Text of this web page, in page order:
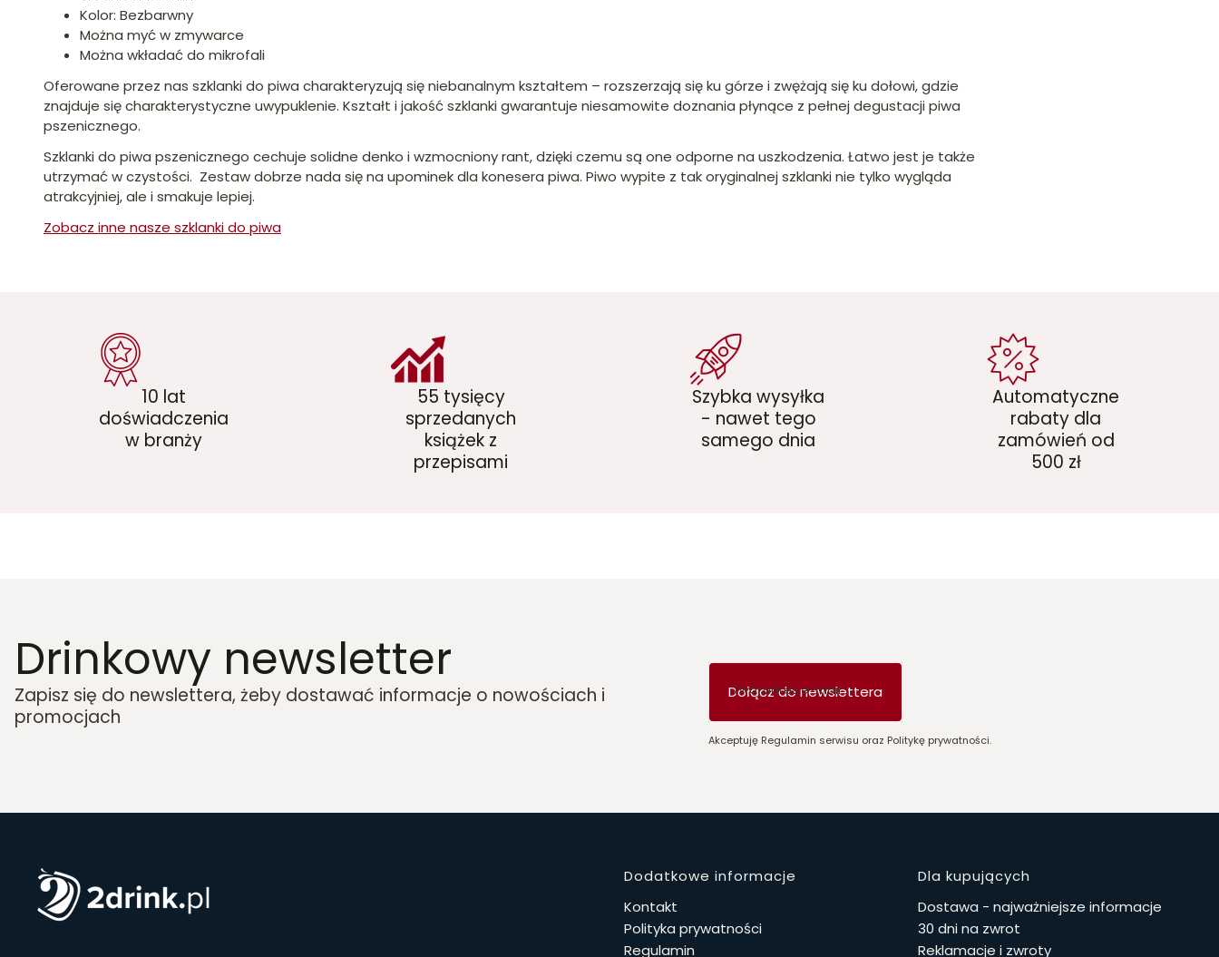
Kolor: Bezbarwny
Można myć w zmywarce
Można wkładać do mikrofali
Oferowane przez nas szklanki do piwa charakteryzują się niebanalnym kształtem – rozszerzają się ku górze i zwężają się ku dołowi, gdzie
znajduje się charakterystyczne uwypuklenie. Kształt i jakość szklanki gwarantuje niesamowite doznania płynące z pełnej degustacji piwa
pszenicznego.
Szklanki do piwa pszenicznego cechuje solidne denko i wzmocniony rant, dzięki czemu są one odporne na uszkodzenia. Łatwo jest je także
utrzymać w czystości. Zestaw dobrze nada się na upominek dla konesera piwa. Piwo wypite z tak oryginalnej szklanki nie tylko wygląda
atrakcyjniej, ale i smakuje lepiej.
Zobacz inne nasze szklanki do piwa
10 lat
doświadczenia
w branży
55 tysięcy
sprzedanych
książek z
przepisami
Szybka wysyłka
- nawet tego
samego dnia
Automatyczne
rabaty dla
zamówień od
500 zł
Drinkowy newsletter
Zapisz się do newslettera, żeby dostawać informacje o nowościach i
promocjach
Twój adres e-mail
Dołącz do newslettera
Akceptuję Regulamin serwisu oraz Politykę prywatności.
Linki w stopce
Dodatkowe informacje
Kontakt
Polityka prywatności
Regulamin
Dla kupujących
Dostawa - najważniejsze informacje
30 dni na zwrot
Reklamacje i zwroty